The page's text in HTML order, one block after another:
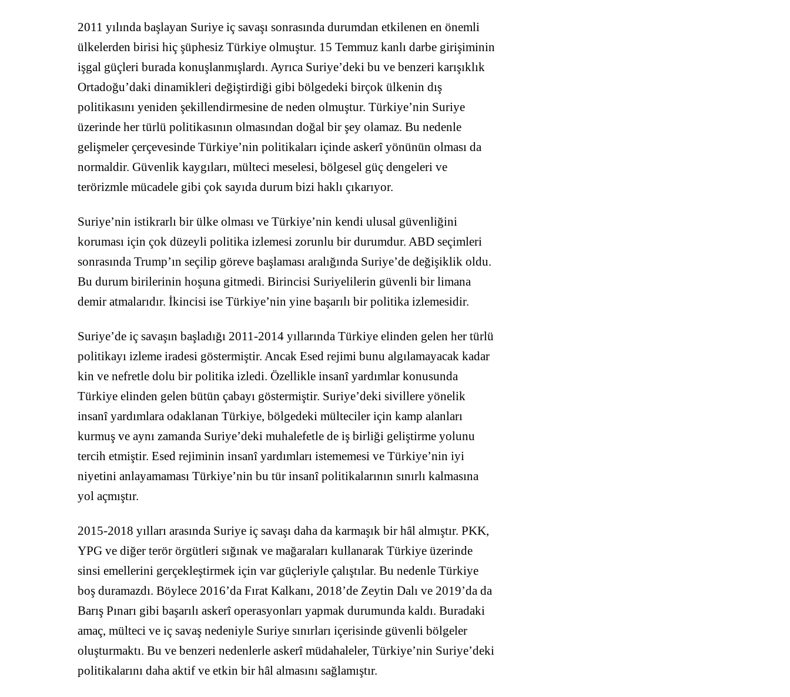
2011 yılında başlayan Suriye iç savaşı sonrasında durumdan etkilenen en önemli
ülkelerden birisi hiç şüphesiz Türkiye olmuştur. 15 Temmuz kanlı darbe girişiminin
işgal güçleri burada konuşlanmışlardı. Ayrıca Suriye’deki bu ve benzeri karışıklık
Ortadoğu’daki dinamikleri değiştirdiği gibi bölgedeki birçok ülkenin dış
politikasını yeniden şekillendirmesine de neden olmuştur. Türkiye’nin Suriye
üzerinde her türlü politikasının olmasından doğal bir şey olamaz. Bu nedenle
gelişmeler çerçevesinde Türkiye’nin politikaları içinde askerî yönünün olması da
normaldir. Güvenlik kaygıları, mülteci meselesi, bölgesel güç dengeleri ve
terörizmle mücadele gibi çok sayıda durum bizi haklı çıkarıyor.
Suriye’nin istikrarlı bir ülke olması ve Türkiye’nin kendi ulusal güvenliğini
koruması için çok düzeyli politika izlemesi zorunlu bir durumdur. ABD seçimleri
sonrasında Trump’ın seçilip göreve başlaması aralığında Suriye’de değişiklik oldu.
Bu durum birilerinin hoşuna gitmedi. Birincisi Suriyelilerin güvenli bir limana
demir atmalarıdır. İkincisi ise Türkiye’nin yine başarılı bir politika izlemesidir.
Suriye’de iç savaşın başladığı 2011-2014 yıllarında Türkiye elinden gelen her türlü
politikayı izleme iradesi göstermiştir. Ancak Esed rejimi bunu algılamayacak kadar
kin ve nefretle dolu bir politika izledi. Özellikle insanî yardımlar konusunda
Türkiye elinden gelen bütün çabayı göstermiştir. Suriye’deki sivillere yönelik
insanî yardımlara odaklanan Türkiye, bölgedeki mülteciler için kamp alanları
kurmuş ve aynı zamanda Suriye’deki muhalefetle de iş birliği geliştirme yolunu
tercih etmiştir. Esed rejiminin insanî yardımları istememesi ve Türkiye’nin iyi
niyetini anlayamaması Türkiye’nin bu tür insanî politikalarının sınırlı kalmasına
yol açmıştır.
2015-2018 yılları arasında Suriye iç savaşı daha da karmaşık bir hâl almıştır. PKK,
YPG ve diğer terör örgütleri sığınak ve mağaraları kullanarak Türkiye üzerinde
sinsi emellerini gerçekleştirmek için var güçleriyle çalıştılar. Bu nedenle Türkiye
boş duramazdı. Böylece 2016’da Fırat Kalkanı, 2018’de Zeytin Dalı ve 2019’da da
Barış Pınarı gibi başarılı askerî operasyonları yapmak durumunda kaldı. Buradaki
amaç, mülteci ve iç savaş nedeniyle Suriye sınırları içerisinde güvenli bölgeler
oluşturmaktı. Bu ve benzeri nedenlerle askerî müdahaleler, Türkiye’nin Suriye’deki
politikalarını daha aktif ve etkin bir hâl almasını sağlamıştır.